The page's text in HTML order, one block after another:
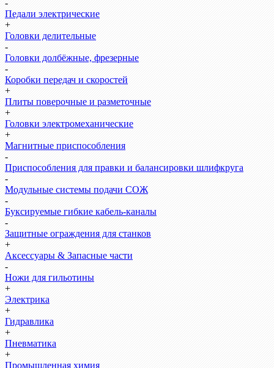
-
Педали электрические
+
Головки делительные
-
Головки долбёжные, фрезерные
-
Коробки передач и скоростей
+
Плиты поверочные и разметочные
+
Головки электромеханические
+
Магнитные приспособления
-
Приспособления для правки и балансировки шлифкруга
-
Модульные системы подачи СОЖ
-
Буксируемые гибкие кабель-каналы
-
Защитные ограждения для станков
+
Аксессуары & Запасные части
-
Ножи для гильотины
+
Электрика
+
Гидравлика
+
Пневматика
+
Промышленная химия